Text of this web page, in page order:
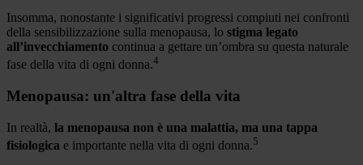
Insomma, nonostante i significativi progressi compiuti nei confronti
della sensibilizzazione sulla menopausa, lo stigma legato
all’invecchiamento continua a gettare un’ombra su questa naturale
fase della vita di ogni donna.4
Menopausa: un'altra fase della vita
In realtà, la menopausa non è una malattia, ma una tappa
fisiologica e importante nella vita di ogni donna.5